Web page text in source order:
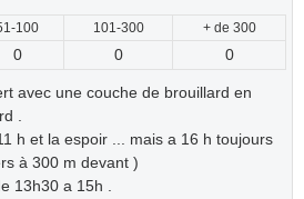
100 101-300 + de 300
0 0 0
avec une couche de brouillard en
.
h et la espoir ... mais a 16 h toujours
à 300 m devant )
13h30 a 15h .